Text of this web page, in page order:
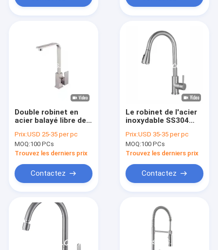
Produits
Double robinet en
acier balayé libre de
fuite de robinet de
l'acier inoxydable
SUS304
Prix:USD 25-35 per pc
MOQ:100 PCs
Trouvez les derniers prix
Contactez
Le robinet de l'acier
inoxydable SS304
bobine de robinet de
jet prolongent
disponible
Prix:USD 35-35 per pc
MOQ:100 PCs
Trouvez les derniers prix
Contactez